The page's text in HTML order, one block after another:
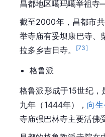
藏传佛教
宁玛派
宁玛意指旧和古，宁玛
遍宏传大悲观音莲花生
登寺。1872年，多登·
噶举派